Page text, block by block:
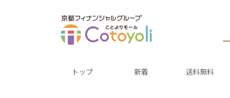
トップ 新着 送料無料